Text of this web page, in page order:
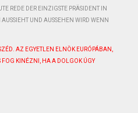
REDE DER EINZIGSTE PRÄSIDENT IN
AUSSIEHT UND AUSSEHEN WIRD WENN
AZ EGYETLEN ELNÖK EURÓPÁBAN,
KINÉZNI, HA A DOLGOK ÚGY